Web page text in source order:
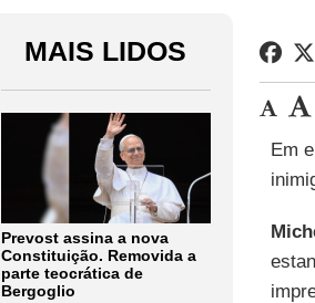
MAIS LIDOS
Prevost assina a nova
Constituição. Removida a
parte teocrática de
Bergoglio
Em